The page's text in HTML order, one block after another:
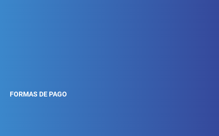
FORMAS DE PAGO